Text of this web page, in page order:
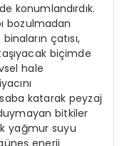
konumlandırdık.
bozulmadan
çatısı,
biçimde
hale
katarak peyzaj
bitkiler
yağmur suyu
enerji